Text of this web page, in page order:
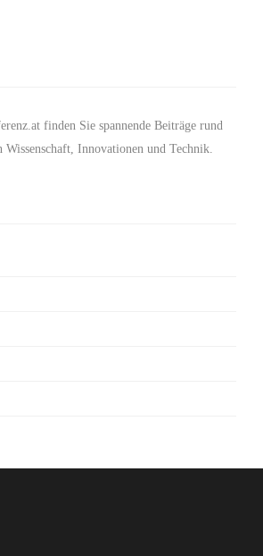
finden Sie spannende Beiträge rund
Innovationen und Technik.